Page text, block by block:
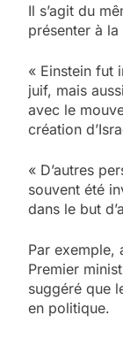
Il s’agit du
présenter à la
« Einstein fut
juif, mais
avec le
création
« D’autres
souvent été
dans le but
Par exemple,
Premier
suggéré que
en politique.